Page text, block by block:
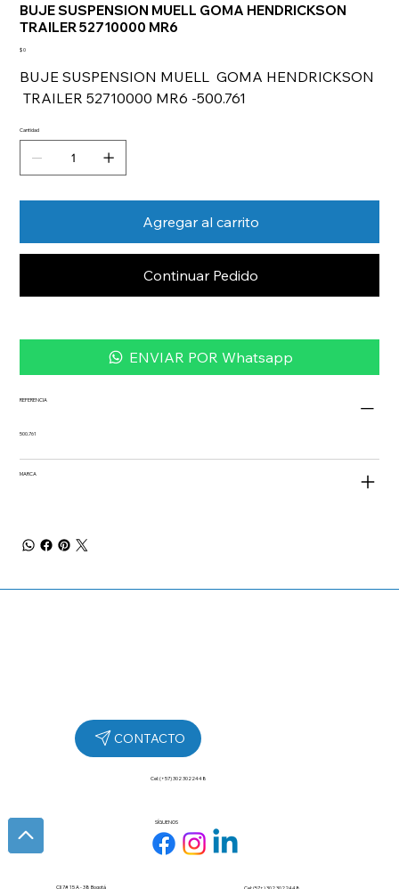
BUJE SUSPENSION MUELL GOMA HENDRICKSON
TRAILER 52710000 MR6
Precio
$ 0
BUJE SUSPENSION MUELL GOMA HENDRICKSON
TRAILER 52710000 MR6 -500.761
Cantidad
Agregar al carrito
Continuar Pedido
ENVIAR POR Whatsapp
REFERENCIA
500.761
MARCA
SÍGUENOS
Cel: (+57) 302 3022448
Cll 7# 15 A - 38 Bogotá Cel: (57+) 302 3022448